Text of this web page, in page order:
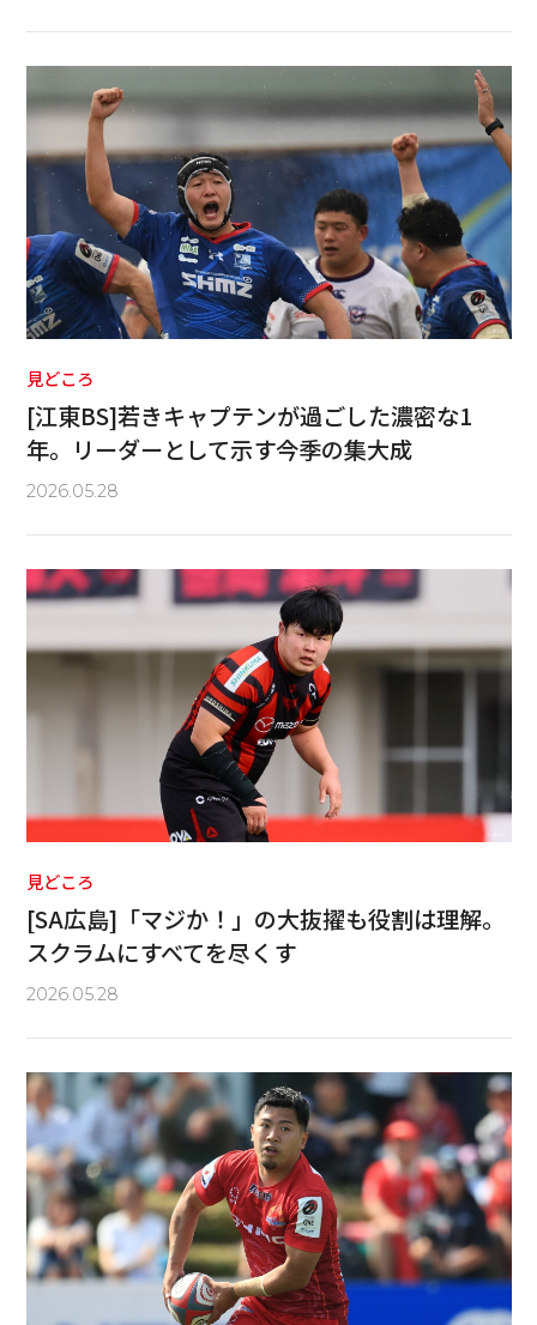
見どころ
[江東BS]若きキャプテンが過ごした濃密な1
年。リーダーとして示す今季の集大成
2026.05.28
見どころ
[SA広島]「マジか！」の大抜擢も役割は理解。
スクラムにすべてを尽くす
2026.05.28